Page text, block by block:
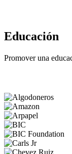
Educación
Promover una